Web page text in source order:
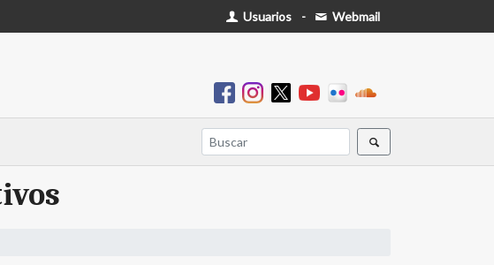
Usuarios - Webmail